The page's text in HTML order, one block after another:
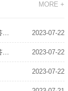
MORE +
•国家开放大学(电大)《水法规与行政执法》形考作业答案3 2023-07-22
•国家开放大学(电大)《水法规与行政执法》形考作业答案2 2023-07-22
2023-07-22